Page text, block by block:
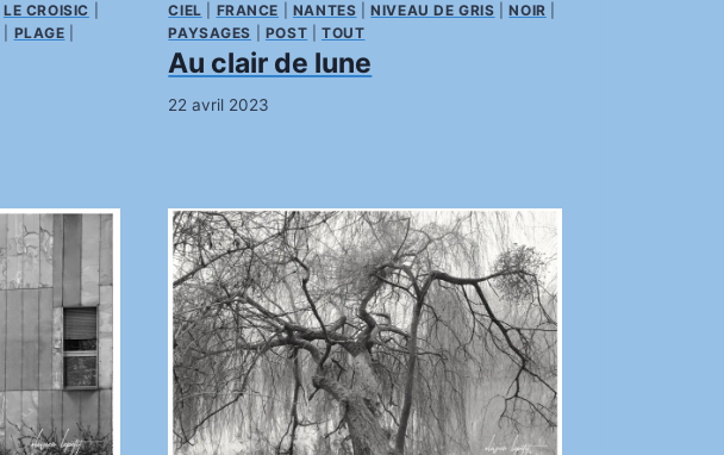
LE CROISIC
PLAGE
CIEL FRANCE NANTES |NIVEAU DE GRIS |NOIR
PAYSAGES
POST |TOUT
Au clair de lune
22 avril 2023